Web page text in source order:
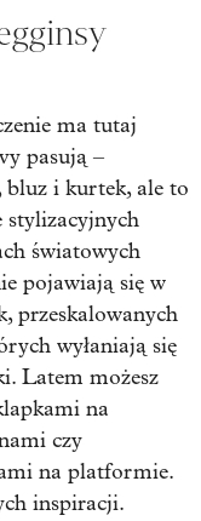
ma tutaj
pasują –
bluz i kurtek, ale to
stylizacyjnych
światowych
pojawiają się w
przeskalowanych
wyłaniają się
Latem możesz
na
czy
na platformie.
inspiracji.